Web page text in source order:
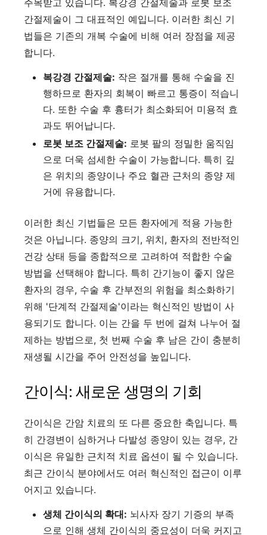
간절제술이 그 대표적인 예입니다. 이러한 최신 기
법들은 기존의 개복 수술에 비해 여러 장점을 제공
합니다.
복강경 간절제술: 작은 절개를 통해 수술을 진
행하므로 환자의 회복이 빠르고 통증이 적습니
다. 또한 수술 후 흉터가 최소화되어 미용적 효
과도 뛰어납니다.
로봇 보조 간절제술: 로봇 팔의 정밀한 움직임
으로 더욱 섬세한 수술이 가능합니다. 특히 깊
은 위치의 종양이나 주요 혈관 근처의 종양 제
거에 유용합니다.
이러한 최신 기법들은 모든 환자에게 적용 가능한
것은 아닙니다. 종양의 크기, 위치, 환자의 전반적인
건강 상태 등을 종합적으로 고려하여 적합한 수술
방법을 선택해야 합니다. 특히 간기능이 좋지 않은
환자의 경우, 수술 후 간부전의 위험을 최소화하기
위해 '단계적 간절제술'이라는 혁신적인 방법이 사
용되기도 합니다. 이는 간을 두 번에 걸쳐 나누어 절
제하는 방법으로, 첫 번째 수술 후 남은 간이 충분히
재생될 시간을 주어 안전성을 높입니다.
간이식: 새로운 생명의 기회
간이식은 간암 치료의 또 다른 중요한 축입니다. 특
히 간경변이 심하거나 다발성 종양이 있는 경우, 간
이식은 유일한 근치적 치료 옵션이 될 수 있습니다.
최근 간이식 분야에서도 여러 혁신적인 접근이 이루
어지고 있습니다.
생체 간이식의 확대: 뇌사자 장기 기증의 부족
으로 인해 생체 간이식의 중요성이 더욱 커지고